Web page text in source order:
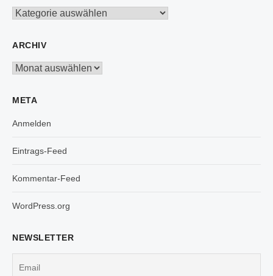
Kategorien
ARCHIV
Archiv
META
Anmelden
Eintrags-Feed
Kommentar-Feed
WordPress.org
NEWSLETTER